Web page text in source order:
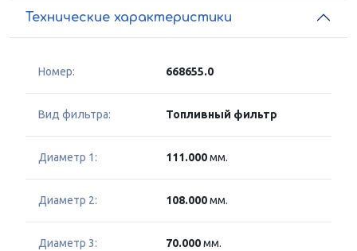
Технические характеристики
Номер: 668655.0
Вид фильтра: Топливный фильтр
Диаметр 1: 111.000мм.
Диаметр 2: 108.000мм.
Диаметр 3: 70.000мм.